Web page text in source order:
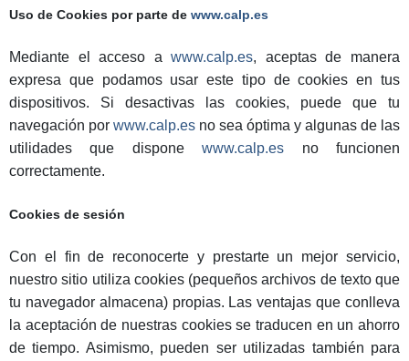
Uso de Cookies por parte de www.calp.es
Mediante el acceso awww.calp.es, aceptas de manera
expresa que podamos usar este tipo de cookies en tus
dispositivos. Si desactivas las cookies, puede que tu
navegación por www.calp.es no sea óptima y algunas de las
utilidades que disponewww.calp.es no funcionen
correctamente.
Cookies de sesión
Con el fin de reconocerte y prestarte un mejor servicio,
nuestro sitio utiliza cookies (pequeños archivos de texto que
tu navegador almacena) propias. Las ventajas que conlleva
la aceptación de nuestras cookies se traducen en un ahorro
de tiempo. Asimismo, pueden ser utilizadas también para